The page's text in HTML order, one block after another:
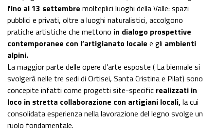
fino al 13 settembre molteplici luoghi della Valle: spazi
pubblici e privati, oltre a luoghi naturalistici, accolgono
pratiche artistiche che mettono in dialogo prospettive
contemporanee con l’artigianato locale e gli ambienti
alpini.
La maggior parte delle opere d’arte esposte ( La biennale si
svolgerà nelle tre sedi di Ortisei, Santa Cristina e Pilat) sono
concepite infatti come progetti site-specific realizzati in
loco in stretta collaborazione con artigiani locali,la cui
consolidata esperienza nella lavorazione del legno svolge un
ruolo fondamentale.